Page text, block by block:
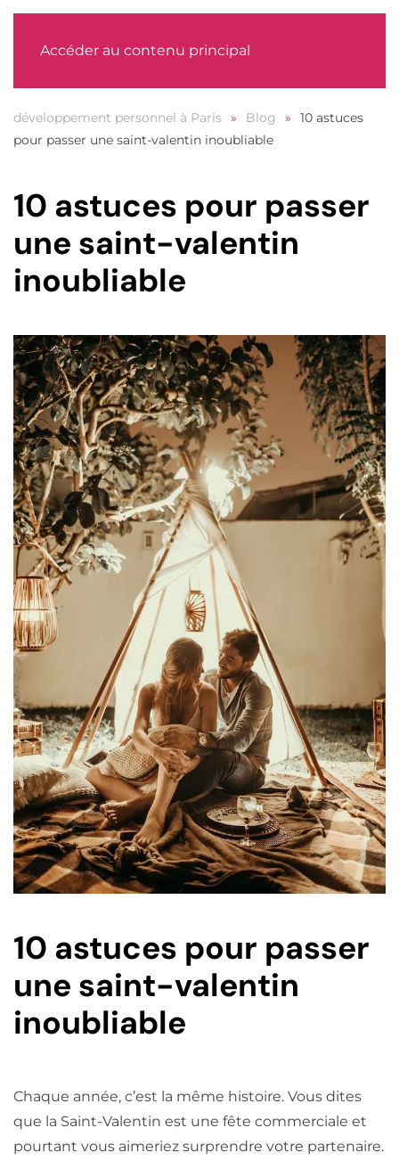
Accéder au contenu principal
développement personnel à Paris Blog
10 astuces
pour passer une saint-valentin inoubliable
10 astuces pour passer
une saint-valentin
inoubliable
10 astuces pour passer
une saint-valentin
inoubliable
Chaque année, c’est la même histoire. Vous dites
que la Saint-Valentin est une fête commerciale et
pourtant vous aimeriez surprendre votre partenaire.